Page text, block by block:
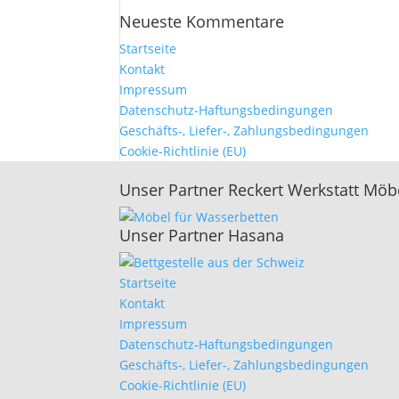
Neueste Kommentare
Startseite
Kontakt
Impressum
Datenschutz-Haftungsbedingungen
Geschäfts-, Liefer-, Zahlungsbedingungen
Cookie-Richtlinie (EU)
Unser Partner Reckert Werkstatt
Unser Partner Hasana
Startseite
Kontakt
Impressum
Datenschutz-Haftungsbedingungen
Geschäfts-, Liefer-, Zahlungsbedingungen
Cookie-Richtlinie (EU)